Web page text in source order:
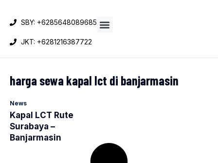
SBY: +6285648089685
JKT: +6281216387722
harga sewa kapal lct di banjarmasin
News
Kapal LCT Rute
Surabaya –
Banjarmasin